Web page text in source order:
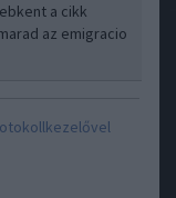
a cikk
az emigracio